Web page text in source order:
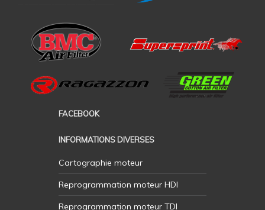
FACEBOOK
INFORMATIONS DIVERSES
Cartographie moteur
Reprogrammation moteur HDI
Reprogrammation moteur TDI